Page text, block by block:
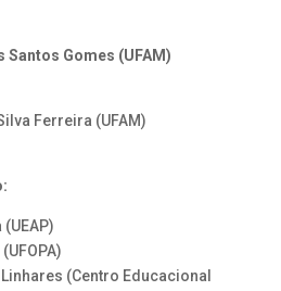
Gomes (UFAM)
Ferreira (UFAM)
(Centro Educacional